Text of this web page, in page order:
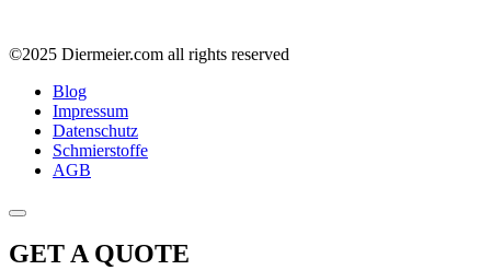
©2025 Diermeier.com all rights reserved
Blog
Impressum
Datenschutz
Schmierstoffe
AGB
GET A QUOTE